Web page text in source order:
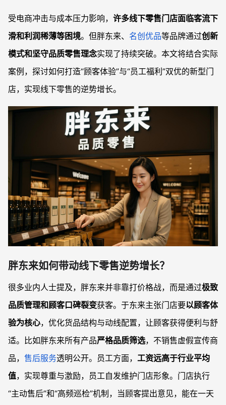
门店效仿胖东来与名创优品，最容易忽略什么？
受电商冲击与成本压力影响， 许多线下零售门店面临客流下
滑和利润稀薄等困境。但胖东来、 名创优品等品牌通过创新
模式和坚守品质零售理念实现了持续突破。本文将结合实际
案例，探讨如何打造“顾客体验”与“员工福利”双优的新型门
店，实现线下零售的逆势增长。
胖东来如何带动线下零售逆势增长？
很多业内人士提及，胖东来并非靠打价格战，而是通过极致
品质管理和顾客口碑裂变获客。于东来主张门店要以顾客体
验为核心，优化货品结构与动线配置，让顾客获得便利与舒
适。比如胖东来所有产品严格品质筛选，不销售虚假宣传商
品， 售后服务透明公开。员工方面， 工资远高于行业平均
值，实现尊重与激励，员工自发维护门店形象。门店执行
“主动售后”和“高频巡检”机制，当顾客提出意见，能在一天